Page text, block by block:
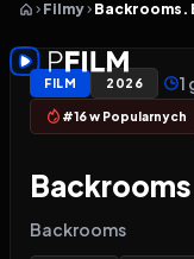
Filmy Backrooms.
FILM 2026 1
#16 w Popularnych
Backrooms